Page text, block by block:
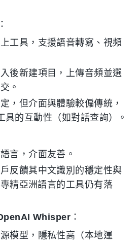
：
上工具，支援語音轉寫、視頻
入後新建項目，上傳音頻並選
。
，但介面與體驗較偏傳統，
具的互動性（如對話查詢）。
言，介面友善。
戶反饋其中文識別的穩定性與
精亞洲語言的工具仍有落
Whisper ：
源模型，隱私性高（本地運